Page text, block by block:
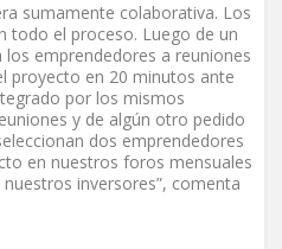
sumamente colaborativa. Los
todo el proceso. Luego de un
emprendedores a reuniones
proyecto en 20 minutos ante
por los mismos
y de algún otro pedido
dos emprendedores
en nuestros foros mensuales
inversores”, comenta